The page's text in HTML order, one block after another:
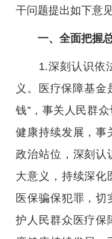
干问题提出如下意见
一、全面把握总
1.深刻认识依法
义。医疗保障基金
钱”，事关人民群
健康持续发展，事
政治站位，深刻认
大意义，持续深化
医保骗保犯罪，切
护人民群众医疗保